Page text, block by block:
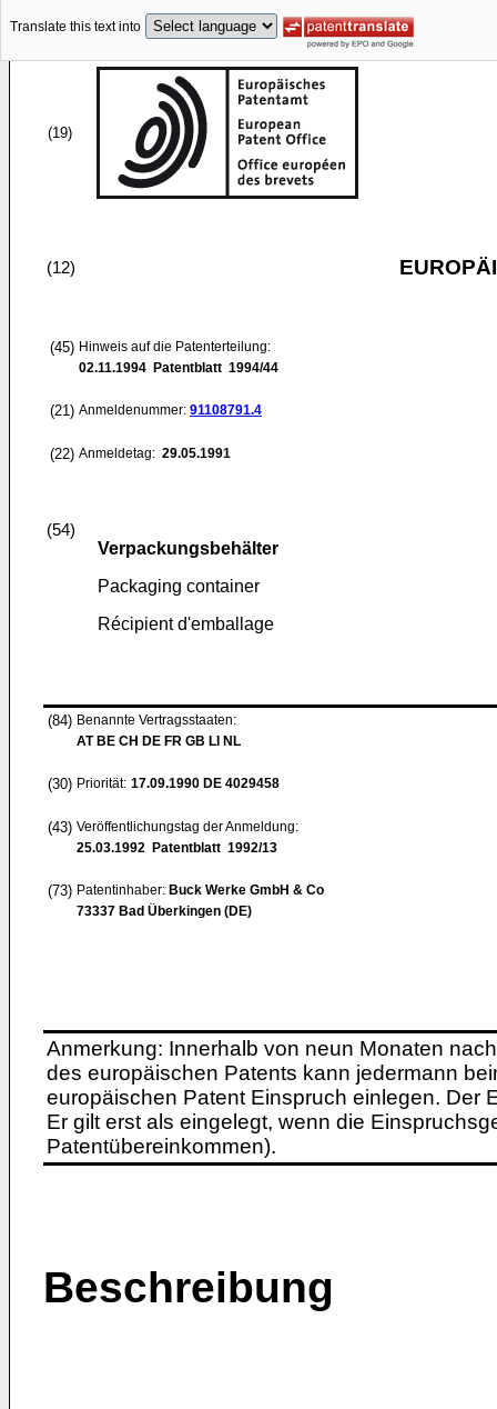
Translate this text into
(19)
(12)
(45) Hinweis auf die Patenterteilung:
02.11.1994 Patentblatt 1994/44
(21) Anmeldenummer: 91108791.4
(22) Anmeldetag: 29.05.1991
(54)
Verpackungsbehälter
Packaging container
Récipient d'emballage
(84) Benannte Vertragsstaaten:
AT BE CH DE FR GB LI NL
(30) Priorität: 17.09.1990 DE 4029458
(43) Veröffentlichungstag der Anmeldung:
25.03.1992 Patentblatt 1992/13
(73) Patentinhaber: Buck Werke GmbH & Co
73337 Bad Überkingen (DE)
Anmerkung: Innerhalb von neun Monaten
des europäischen Patents kann jedermann
europäischen Patent Einspruch einlegen. Der
Er gilt erst als eingelegt, wenn die
Patentübereinkommen).
Beschreibung